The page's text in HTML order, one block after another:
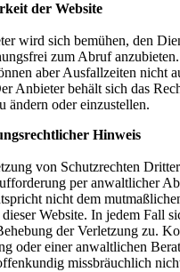
der Website
wird sich bemühen, den
zum Abruf
aber Ausfallzeiten nicht
Anbieter behält sich das
ändern oder einzustellen.
Hinweis
von Schutzrechten
per anwaltlicher
nicht dem
Website. In jedem Fall
der Verletzung zu.
oder einer anwaltlichen
missbräuchlich